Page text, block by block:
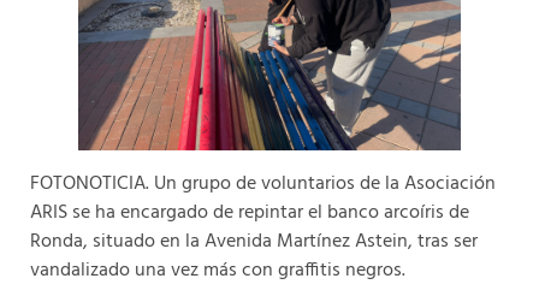
FOTONOTICIA. Un grupo de voluntarios de la Asociación
ARIS se ha encargado de repintar el banco arcoíris de
Ronda, situado en la Avenida Martínez Astein, tras ser
vandalizado una vez más con graffitis negros.